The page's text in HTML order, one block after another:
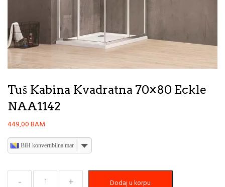
Tuš Kabina Kvadratna 70×80 Eckle
NAA1142
449,00BAM
BiH konvertibilna marka
Tuš
Kabina
Dodaj u korpu